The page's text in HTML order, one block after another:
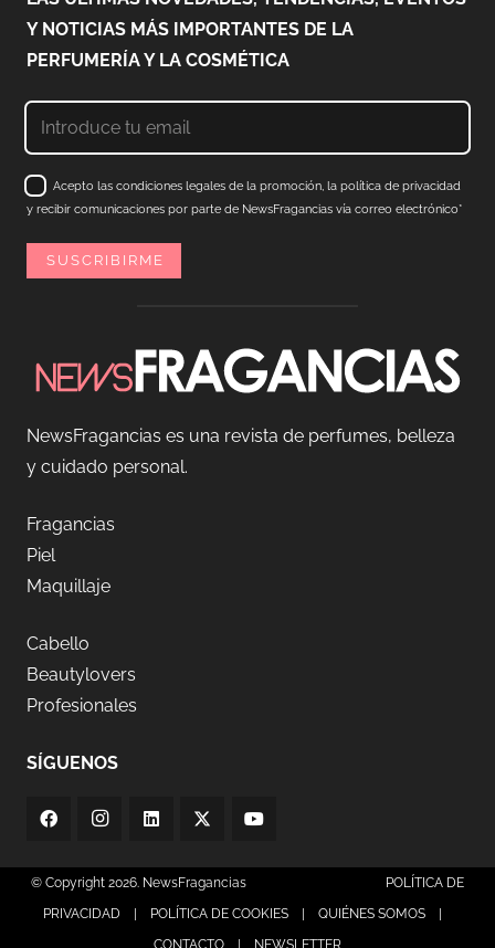
Y NOTICIAS MÁS IMPORTANTES DE LA
PERFUMERÍA Y LA COSMÉTICA
Acepto las condiciones legales de la promoción, la política de privacidad
y recibir comunicaciones por parte de NewsFragancias vía correo electrónico*
NewsFragancias es una revista de perfumes, belleza
y cuidado personal.
Fragancias
Piel
Maquillaje
Cabello
Beautylovers
Profesionales
SÍGUENOS
© Copyright 2026. NewsFragancias
POLÍTICA DE
PRIVACIDAD
POLÍTICA DE COOKIES QUIÉNES SOMOS
CONTACTO
NEWSLETTER